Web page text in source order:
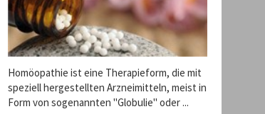
Homöopathie ist eine Therapieform, die mit
speziell hergestellten Arzneimitteln, meist in
Form von sogenannten "Globulie" oder ...